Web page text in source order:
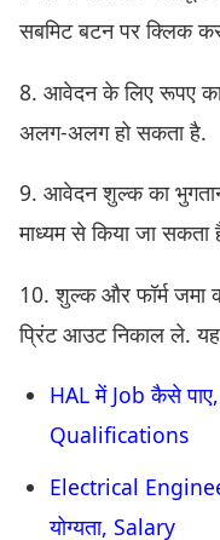
सबमिट बटन पर क्लिक
8. आवेदन के लिए रूपए
अलग-अलग हो सकता है.
9. आवेदन शुल्क का
माध्यम से किया जा सकता
10. शुल्क और फॉर्म जमा
प्रिंट आउट निकाल ले.
HAL में Job कैसे
Qualifications
Electrical
योग्यता, Salary